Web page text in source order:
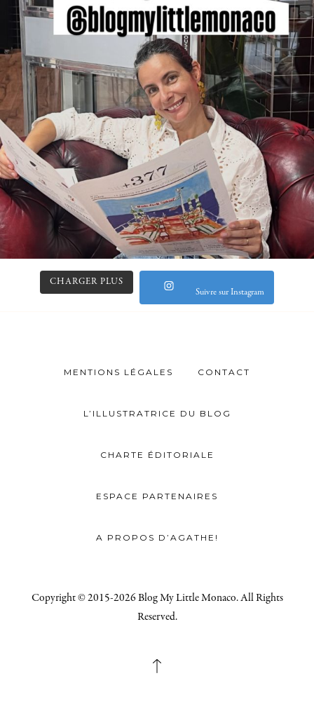
CHARGER PLUS
Suivre sur Instagram
MENTIONS LÉGALES CONTACT
L’ILLUSTRATRICE DU BLOG
CHARTE ÉDITORIALE
ESPACE PARTENAIRES
A PROPOS D’AGATHE!
Copyright © 2015-2026 Blog My Little Monaco. All Rights
Reserved.